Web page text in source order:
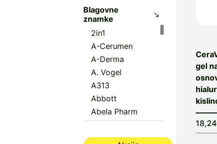
Blagovne
znamke
2in1
A-Cerumen
A-Derma
A. Vogel
A313
Abbott
Abela Pharm
Aboca
gel